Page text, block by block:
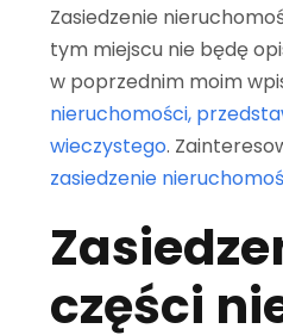
Zasiedzenie
tym miejscu nie będę
w poprzednim moim
nieruchomości,
wieczystego.
zasiedzenie
części